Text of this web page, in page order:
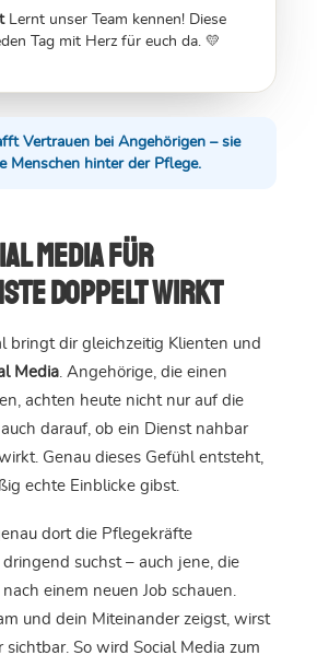
Lernt unser Team kennen! Diese
Tag mit Herz für euch da. 💛
Vertrauen bei Angehörigen – sie
Menschen hinter der Pflege.
Media für
doppelt wirkt
bringt dir gleichzeitig Klienten und
Media. Angehörige, die einen
achten heute nicht nur auf die
darauf, ob ein Dienst nahbar
Genau dieses Gefühl entsteht,
echte Einblicke gibst.
dort die Pflegekräfte
suchst – auch jene, die
einem neuen Job schauen.
und dein Miteinander zeigst, wirst
So wird Social Media zum